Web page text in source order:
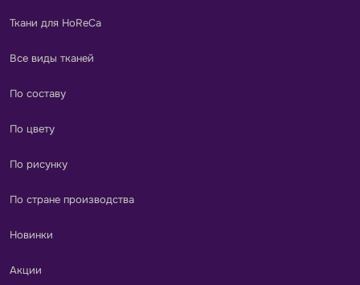
Ткани для HoReCa
Все виды тканей
По составу
По цвету
По рисунку
По стране производства
Новинки
Акции